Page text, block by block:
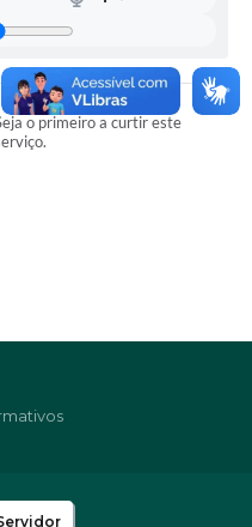
o primeiro a curtir este